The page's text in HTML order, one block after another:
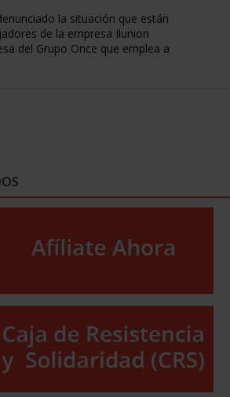
la situación que están
de la empresa Ilunion
del Grupo Once que emplea a